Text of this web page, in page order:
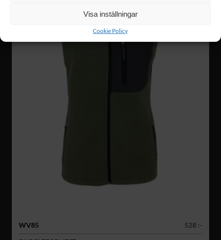
Visa inställningar
Cookie Policy
WV85
528 :-